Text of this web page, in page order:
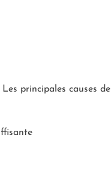
principales causes de